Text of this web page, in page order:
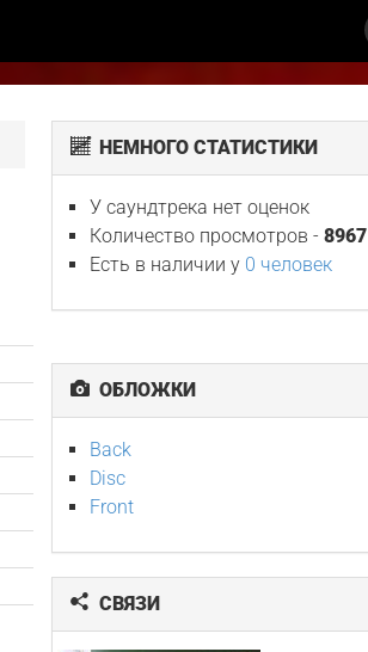
НЕМНОГО СТАТИСТИКИ
У саундтрека нет оценок
Количество просмотров -8967
Есть в наличии у 0 человек
ОБЛОЖКИ
Back
Disc
Front
СВЯЗИ